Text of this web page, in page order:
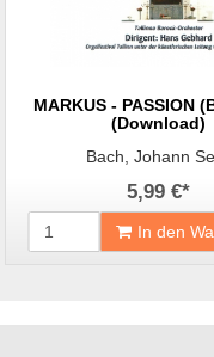
MARKUS - PASSION
(Download)
Bach, Johann
5,99 €*
In den